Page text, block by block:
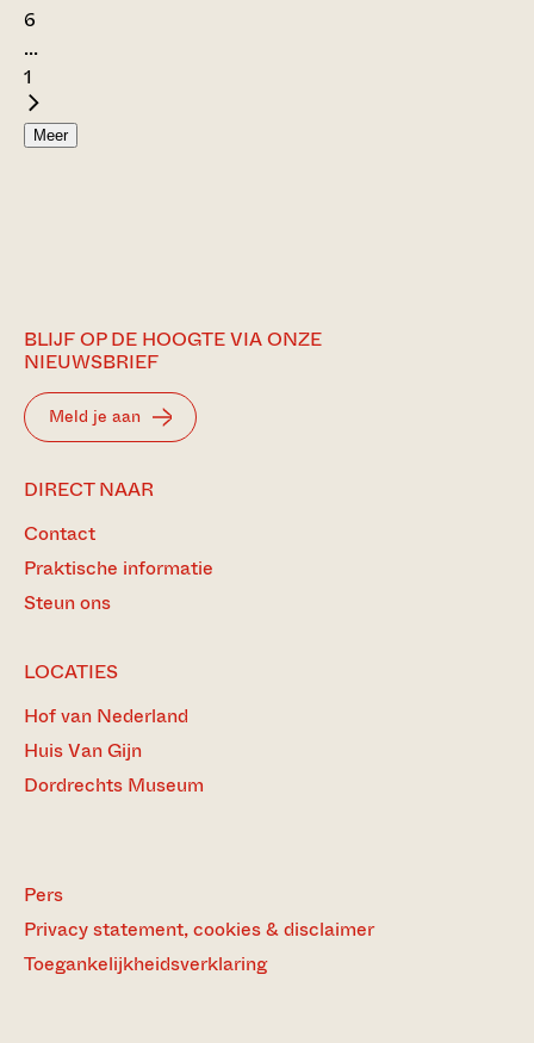
6
...
1
Meer
BLIJF OP DE HOOGTE VIA ONZE
NIEUWSBRIEF
Meld je aan
DIRECT NAAR
Contact
Praktische informatie
Steun ons
LOCATIES
Hof van Nederland
Huis Van Gijn
Dordrechts Museum
Pers
Privacy statement, cookies & disclaimer
Toegankelijkheidsverklaring